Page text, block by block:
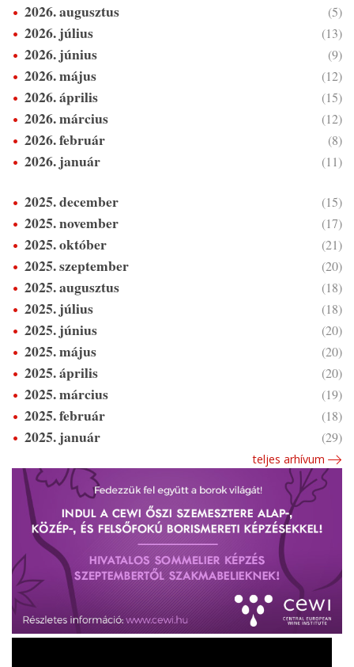
2026. augusztus (5)
2026. július (13)
2026. június (9)
2026. május (12)
2026. április (15)
2026. március (12)
2026. február (8)
2026. január (11)
2025. december (15)
2025. november (17)
2025. október (21)
2025. szeptember (20)
2025. augusztus (18)
2025. július (18)
2025. június (20)
2025. május (20)
2025. április (20)
2025. március (19)
2025. február (18)
2025. január (29)
teljes arhívum